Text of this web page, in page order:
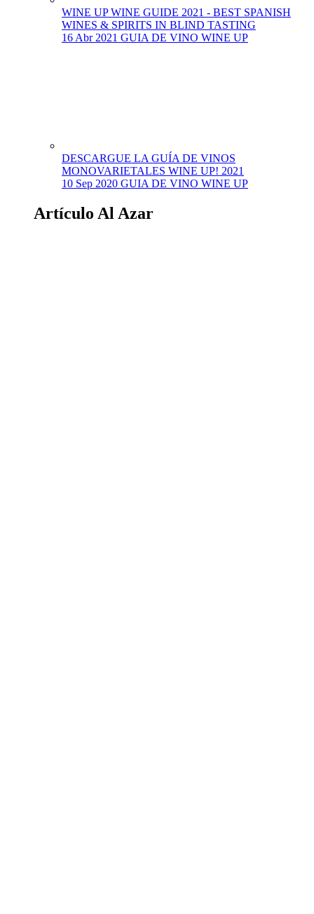
WINE UP WINE GUIDE 2021 - BEST SPANISH
WINES & SPIRITS IN BLIND TASTING
16 Abr 2021 GUIA DE VINO WINE UP
DESCARGUE LA GUÍA DE VINOS
MONOVARIETALES WINE UP! 2021
10 Sep 2020 GUIA DE VINO WINE UP
Artículo Al Azar